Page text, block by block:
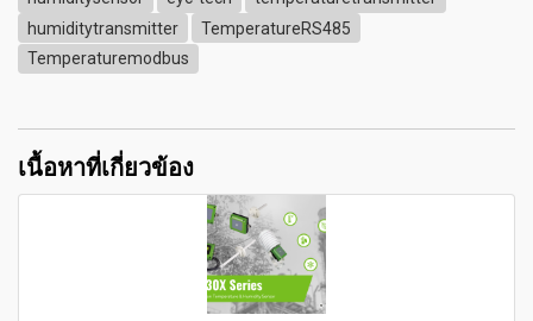
humiditytransmitter
TemperatureRS485
Temperaturemodbus
เนื้อหาที่เกี่ยวข้อง